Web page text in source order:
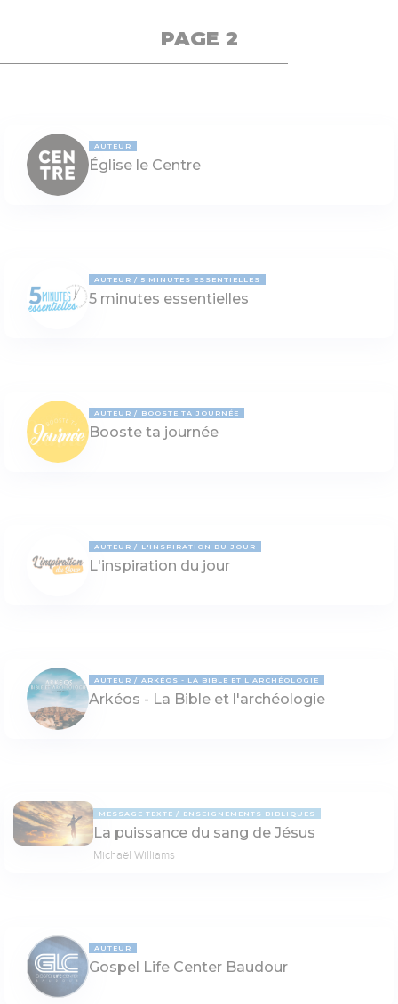
PAGE 2
AUTEUR
Église le Centre
AUTEUR 5 MINUTES ESSENTIELLES
5 minutes essentielles
AUTEUR BOOSTE TA JOURNÉE
Booste ta journée
AUTEUR L'INSPIRATION DU JOUR
L'inspiration du jour
AUTEUR ARKÉOS - LA BIBLE ET L'ARCHÉOLOGIE
Arkéos - La Bible et l'archéologie
MESSAGE TEXTE ENSEIGNEMENTS BIBLIQUES
La puissance du sang de Jésus
Michaël Williams
AUTEUR
Gospel Life Center Baudour